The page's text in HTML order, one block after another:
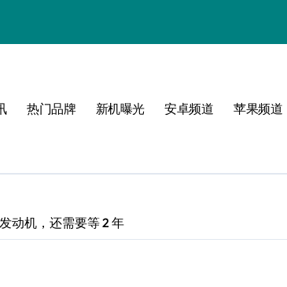
能
热门品牌 新机曝光 安卓频道 苹果频道
动机，还需要等 2 年